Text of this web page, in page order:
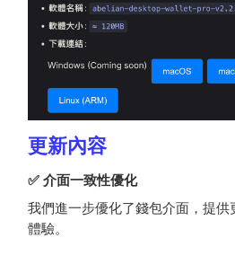
更新內容
✅ 介面一致性優化
我們進一步優化了錢包介面，提供
體驗。